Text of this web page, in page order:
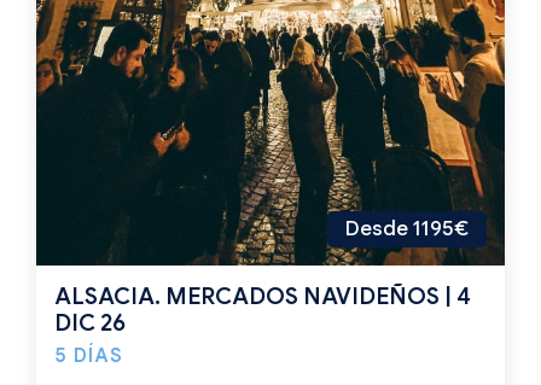
Desde 1195€
ALSACIA. MERCADOS NAVIDEÑOS | 4
DIC 26
5 DÍAS